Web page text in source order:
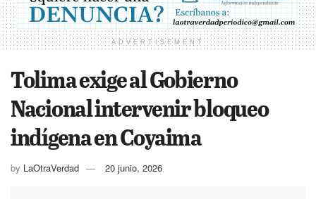
ADVERTISEMENT
Tolima exige al Gobierno
Nacional intervenir bloqueo
indígena en Coyaima
by LaOtraVerdad 20 junio, 2026